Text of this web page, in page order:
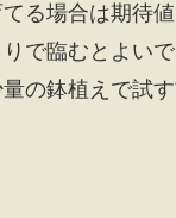
る場合は期待
で臨むとよい
の鉢植えで試